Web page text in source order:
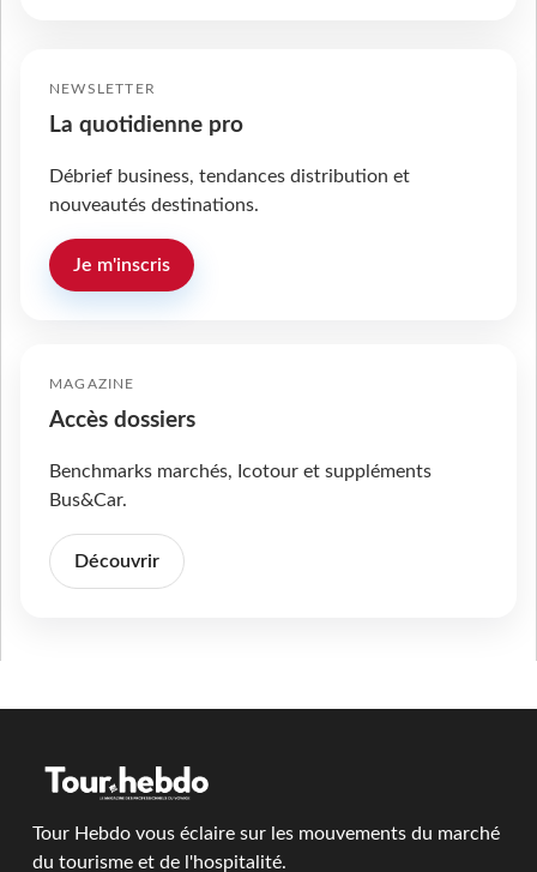
NEWSLETTER
La quotidienne pro
Débrief business, tendances distribution et
nouveautés destinations.
Je m'inscris
MAGAZINE
Accès dossiers
Benchmarks marchés, Icotour et suppléments
Bus&Car.
Découvrir
Tour Hebdo vous éclaire sur les mouvements du marché
du tourisme et de l'hospitalité.